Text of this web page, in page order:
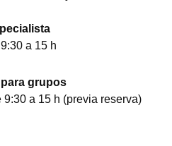
a 15 h
grupos
a 15 h (previa reserva)